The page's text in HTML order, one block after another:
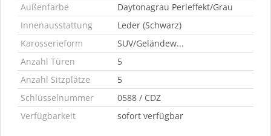
Außenfarbe
Daytonagrau Perleffekt/Grau
Innenausstattung
Leder (Schwarz)
Karosserieform
SUV/Geländew...
Anzahl Türen
5
Anzahl Sitzplätze
5
Schlüsselnummer
0588 / CDZ
Verfügbarkeit
sofort verfügbar